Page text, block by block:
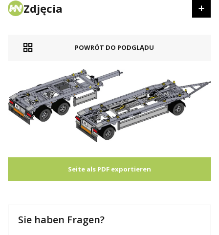
Zdjęcia
POWRÓT DO PODGLĄDU
Seite als PDF exportieren
Sie haben Fragen?